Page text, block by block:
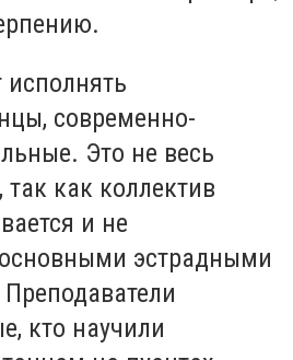
исполнять
современно-
Это не весь
так как коллектив
и не
эстрадными
кто научили